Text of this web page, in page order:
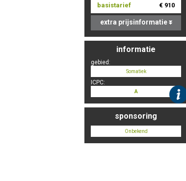
basistarief € 910
extra prijsinformatie
informatie
gebied:
Somatiek
ICPC:
A
sponsoring
Onbekend